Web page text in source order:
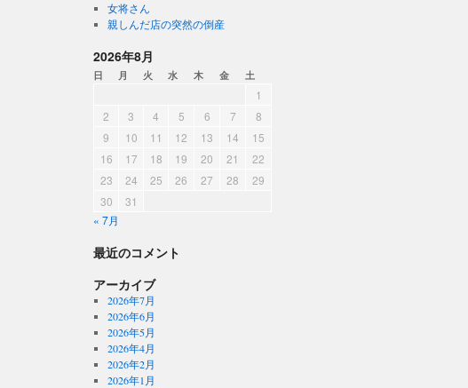
女将さん
親しんだ店の突然の倒産
2026年8月
日 月 火 水 木 金 土
1
2
3 4 5 6 7
8
9
10 11 12 13 14
15
16
17 18 19 20 21
22
23
24 25 26 27 28
29
30
31
« 7月
最近のコメント
アーカイブ
2026年7月
2026年6月
2026年5月
2026年4月
2026年2月
2026年1月